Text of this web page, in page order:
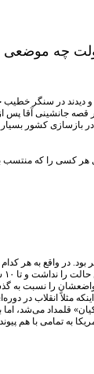
چه موضعی
دیدند در سنگر
جانشینی آقا
کشور بسیار
را که منتسب به
در واقع به هر کدام
شعارهای تندی می‌دهد.
سرمایه‌داری و امریکا داشتند و از سال
مثلاً انقلاب در
قلمداد می‌شد، اما
تمامی با هم پیوند